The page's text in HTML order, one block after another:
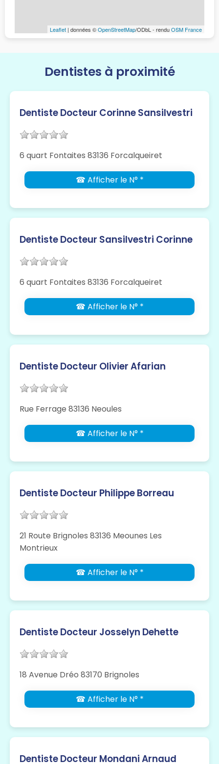
Leaflet | données ©OpenStreetMap/ODbL - renduOSM France
Dentistes à proximité
Dentiste Docteur Corinne Sansilvestri
6 quart Fontaites 83136 Forcalqueiret
☎ Afficher le N° *
Dentiste Docteur Sansilvestri Corinne
6 quart Fontaites 83136 Forcalqueiret
☎ Afficher le N° *
Dentiste Docteur Olivier Afarian
Rue Ferrage 83136 Neoules
☎ Afficher le N° *
Dentiste Docteur Philippe Borreau
21 Route Brignoles 83136 Meounes Les
Montrieux
☎ Afficher le N° *
Dentiste Docteur Josselyn Dehette
18 Avenue Dréo 83170 Brignoles
☎ Afficher le N° *
Dentiste Docteur Mondani Arnaud